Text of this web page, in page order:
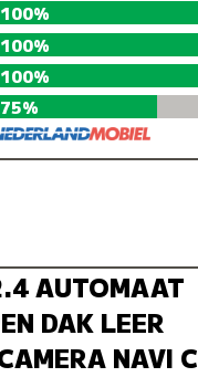
100%
100%
100%
75%
AUTOMAAT
DAK LEER
NAVI C